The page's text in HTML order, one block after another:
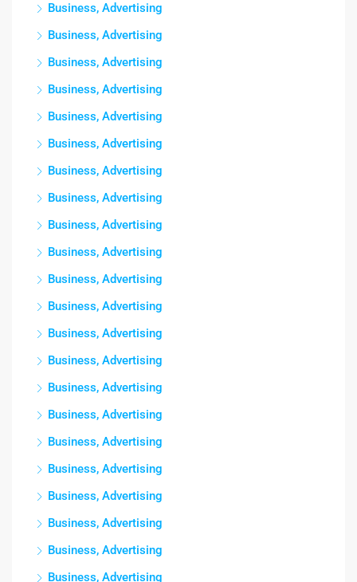
Business, Advertising
Business, Advertising
Business, Advertising
Business, Advertising
Business, Advertising
Business, Advertising
Business, Advertising
Business, Advertising
Business, Advertising
Business, Advertising
Business, Advertising
Business, Advertising
Business, Advertising
Business, Advertising
Business, Advertising
Business, Advertising
Business, Advertising
Business, Advertising
Business, Advertising
Business, Advertising
Business, Advertising
Business, Advertising